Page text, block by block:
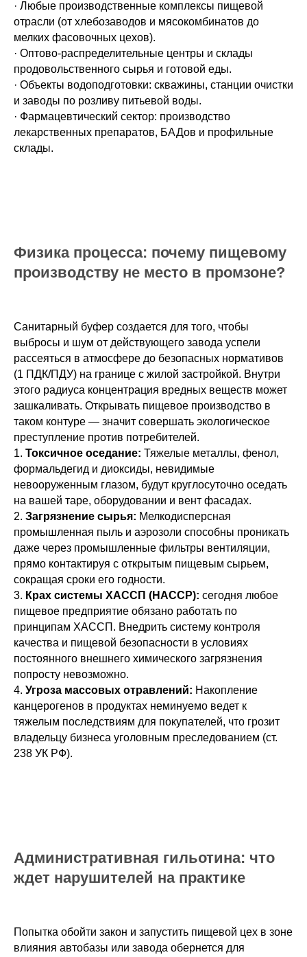
· Любые производственные комплексы пищевой
отрасли (от хлебозаводов и мясокомбинатов до
мелких фасовочных цехов).
· Оптово-распределительные центры и склады
продовольственного сырья и готовой еды.
· Объекты водоподготовки: скважины, станции очистки
и заводы по розливу питьевой воды.
· Фармацевтический сектор: производство
лекарственных препаратов, БАДов и профильные
склады.
Физика процесса: почему пищевому
производству не место в промзоне?
Санитарный буфер создается для того, чтобы
выбросы и шум от действующего завода успели
рассеяться в атмосфере до безопасных нормативов
(1 ПДК/ПДУ) на границе с жилой застройкой. Внутри
этого радиуса концентрация вредных веществ может
зашкаливать. Открывать пищевое производство в
таком контуре — значит совершать экологическое
преступление против потребителей.
1. Токсичное оседание: Тяжелые металлы, фенол,
формальдегид и диоксиды, невидимые
невооруженным глазом, будут круглосуточно оседать
на вашей таре, оборудовании и вент фасадах.
2. Загрязнение сырья: Мелкодисперсная
промышленная пыль и аэрозоли способны проникать
даже через промышленные фильтры вентиляции,
прямо контактируя с открытым пищевым сырьем,
сокращая сроки его годности.
3. Крах системы ХАССП (HACCP): сегодня любое
пищевое предприятие обязано работать по
принципам ХАССП. Внедрить систему контроля
качества и пищевой безопасности в условиях
постоянного внешнего химического загрязнения
попросту невозможно.
4. Угроза массовых отравлений: Накопление
канцерогенов в продуктах неминуемо ведет к
тяжелым последствиям для покупателей, что грозит
владельцу бизнеса уголовным преследованием (ст.
238 УК РФ).
Административная гильотина: что
ждет нарушителей на практике
Попытка обойти закон и запустить пищевой цех в зоне
влияния автобазы или завода обернется для